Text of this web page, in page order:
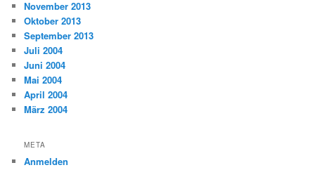
November 2013
Oktober 2013
September 2013
Juli 2004
Juni 2004
Mai 2004
April 2004
März 2004
META
Anmelden